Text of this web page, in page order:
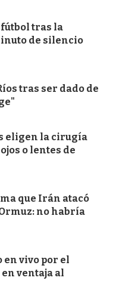
tras la
de silencio
tras ser dado de
eligen la cirugía
o lentes de
que Irán atacó
no habría
en vivo por el
ventaja al